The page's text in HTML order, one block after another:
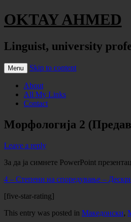
OKTAY AHMED
Linguist, university
Menu Skip to content
About
All My Links
Contact
Морфологија 2
Leave a reply
За да ја симнете PowerPoint
4 – Степени на споредување –
[five-star-rating]
This entry was posted in Македонски,